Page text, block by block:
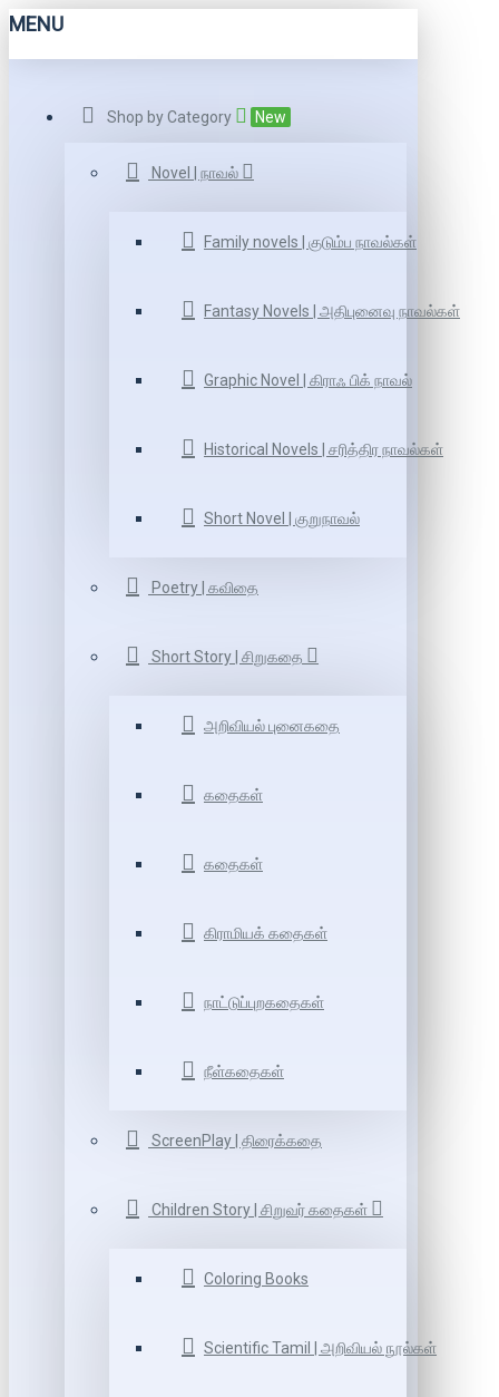
MENU
Shop by Category New
Novel | நாவல்
Family novels | குடும்ப நாவல்கள்
Fantasy Novels | அதிபுனைவு நாவல்கள்
Graphic Novel | கிராஃ பிக் நாவல்
Historical Novels | சரித்திர நாவல்கள்
Short Novel | குறுநாவல்
Poetry | கவிதை
Short Story | சிறுகதை
அறிவியல் புனைகதை
கதைகள்
கதைகள்
கிராமியக் கதைகள்
நாட்டுப்புறகதைகள்
நீள்கதைகள்
ScreenPlay | திரைக்கதை
Children Story | சிறுவர் கதைகள்
Coloring Books
Scientific Tamil | அறிவியல் நூல்கள்